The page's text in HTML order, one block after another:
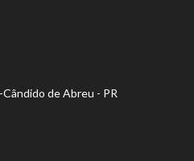
de Abreu - PR